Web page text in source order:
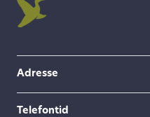
Adresse
Telefontid